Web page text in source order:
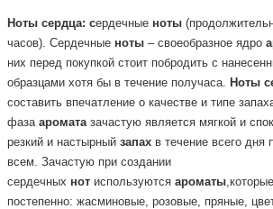
Ноты сердца: сердечные ноты
часов). Сердечные ноты – своеобразное ядро
них перед покупкой стоит побродить с
образцами хотя бы в течение получаса. Ноты
составить впечатление о качестве и типе
фаза ароматазачастую является мягкой и
резкий и настырный запах в течение всего дня
всем. Зачастую при создании
сердечных нот используются ароматы
постепенно: жасминовые, розовые, пряные,